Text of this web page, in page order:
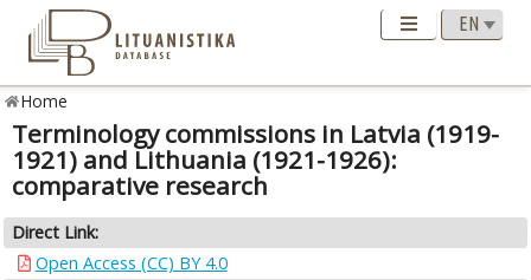
Home
Terminology commissions in Latvia (1919-
1921) and Lithuania (1921-1926):
comparative research
Direct Link:
Open Access (CC) BY 4.0